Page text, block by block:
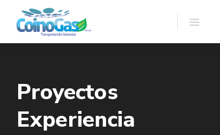
Proyectos
Experiencia